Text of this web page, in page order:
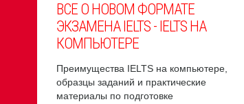
ВСЕ О НОВОМ ФОРМАТЕ
ЭКЗАМЕНА IELTS - IELTS НА
КОМПЬЮТЕРЕ
Преимущества IELTS на компьютере,
образцы заданий и практические
материалы по подготовке